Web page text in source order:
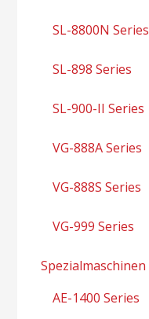
SL-8800N Series
SL-898 Series
SL-900-II Series
VG-888A Series
VG-888S Series
VG-999 Series
Spezialmaschinen
AE-1400 Series